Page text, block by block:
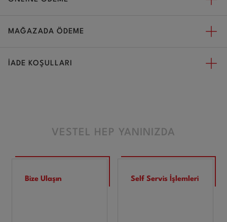
MAĞAZADA ÖDEME
İADE KOŞULLARI
VESTEL HEP YANINIZDA
Bize Ulaşın Self Servis İşlemleri